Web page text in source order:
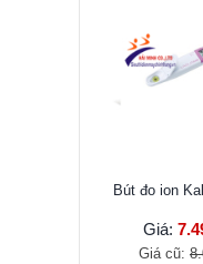
Bút đo ion
Giá:
Giá cũ: